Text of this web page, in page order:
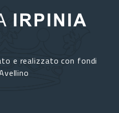
e realizzato con fondi